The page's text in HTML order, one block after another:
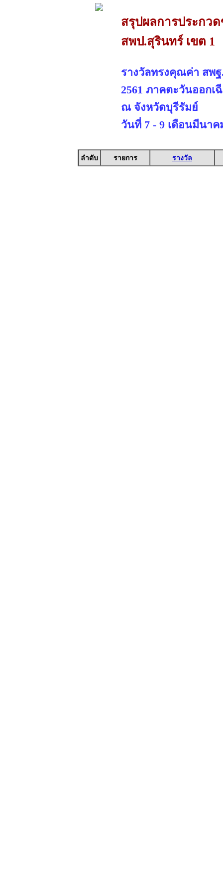
สรุปผลการประกว
สพป.สุรินทร์ เขต 1
รางวัลทรงคุณค่า สพฐ
2561 ภาคตะวันออกเ
ณ จังหวัดบุรีรัมย์
วันที่ 7 - 9 เดือนมีนาค
ลำดับ รายการ รางวัล